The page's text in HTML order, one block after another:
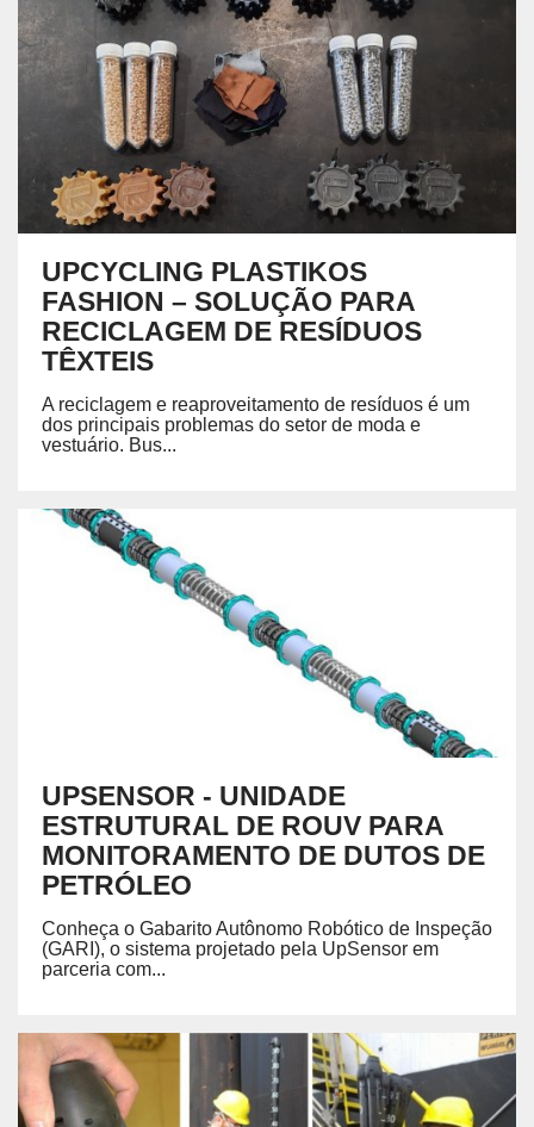
UPCYCLING PLASTIKOS
FASHION – SOLUÇÃO PARA
RECICLAGEM DE RESÍDUOS
TÊXTEIS
A reciclagem e reaproveitamento de resíduos é um
dos principais problemas do setor de moda e
vestuário. Bus...
UPSENSOR - UNIDADE
ESTRUTURAL DE ROUV PARA
MONITORAMENTO DE DUTOS DE
PETRÓLEO
Conheça o Gabarito Autônomo Robótico de Inspeção
(GARI), o sistema projetado pela UpSensor em
parceria com...